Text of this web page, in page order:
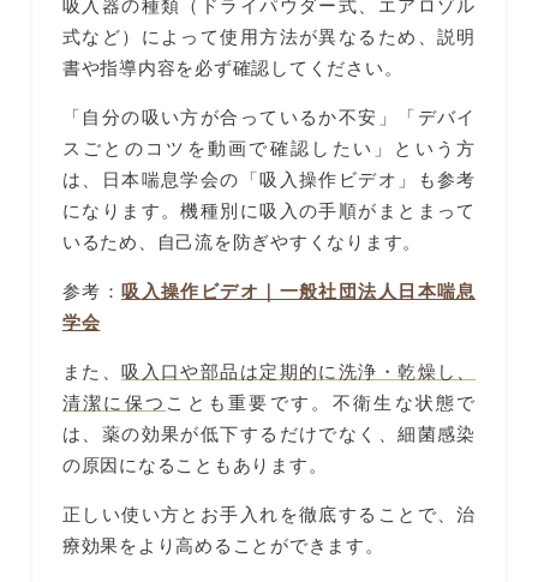
式など）によって使用方法が異なるため、説明
書や指導内容を必ず確認してください。
「自分の吸い方が合っているか不安」「デバイ
スごとのコツを動画で確認したい」という方
は、日本喘息学会の「吸入操作ビデオ」も参考
になります。機種別に吸入の手順がまとまって
いるため、自己流を防ぎやすくなります。
参考：吸入操作ビデオ｜一般社団法人日本喘息
学会
また、吸入口や部品は定期的に洗浄・乾燥し、
清潔に保つ ことも重要です。不衛生な状態で
は、薬の効果が低下するだけでなく、細菌感染
の原因になることもあります。
正しい使い方とお手入れを徹底することで、治
療効果をより高めることができます。